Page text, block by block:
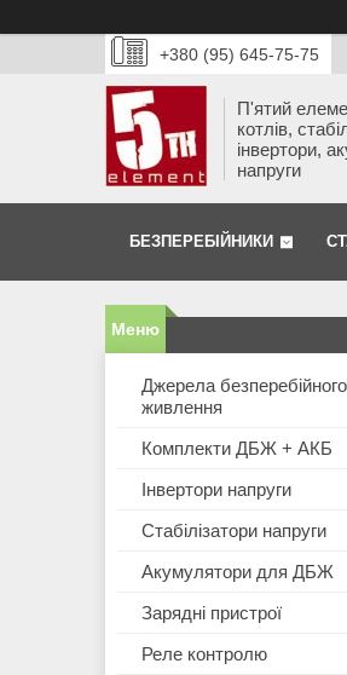
+380 (95) 645-75-75
П'ятий
котлів,
інвертори,
напруги
БЕЗПЕРЕБІЙНИКИ
Джерела безперебійного
живлення
Комплекти ДБЖ + АКБ
Інвертори напруги
Стабілізатори напруги
Акумулятори для ДБЖ
Зарядні пристрої
Реле контролю